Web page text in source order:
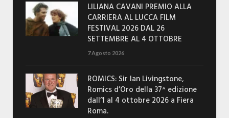
LILIANA CAVANI PREMIO ALLA
CARRIERA AL LUCCA FILM
FESTIVAL 2026 DAL 26
SETTEMBRE AL 4 OTTOBRE
7 Agosto 2026
ROMICS: Sir Ian Livingstone,
Romics d’Oro della 37^ edizione
dall’1 al 4 ottobre 2026 a Fiera
Roma.